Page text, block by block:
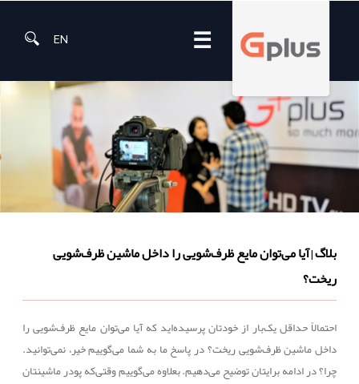
☰
EN
بلاگ|آیا می‌توان مایع ظرف‌شویی را داخل ماشین ظرف‌شویی
ریخت؟
احتمالاً حداقل یک‌بار از خودتان پرسیده‌اید که آیا می‌توان مایع ظرف‌شویی را
داخل ماشین ظرف‌شویی ریخت؟ در پاسخ ما به شما می‌گوییم خیر، نمی‌توانید.
چرا؟ در ادامه برایتان توضیح می‌دهیم. بعلاوه می‌گوییم وقتی‌که پودر ماشینتان